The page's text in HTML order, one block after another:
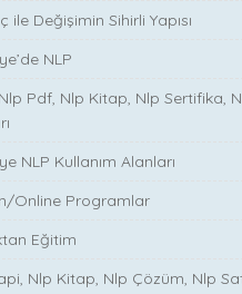
ile Değişimin Sihirli Yapısı
NLP
Pdf, Nlp Kitap, Nlp Sertifika,
NLP Kullanım Alanları
Online Programlar
Eğitim
Nlp Kitap, Nlp Çözüm, Nlp